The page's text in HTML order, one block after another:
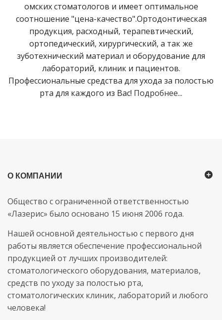
омских стоматологов и имеет оптимальное
соотношение "цена-качество".Ортодонтическая
продукция, расходный, терапевтический,
ортопедический, хирургический, а так же
зуботехнический материал и оборудование для
лабораторий, клиник и пациентов.
Профессиональные средства для ухода за полостью
рта для каждого из Вас! Подробнее...
О КОМПАНИИ
Общество с ограниченной ответственностью
«Лазерис» было основано 15 июня 2006 года.
Нашей основной деятельностью с первого дня
работы является обеспечение профессиональной
продукцией от лучших производителей:
стоматологического оборудования, материалов,
средств по уходу за полостью рта,
стоматологических клиник, лабораторий и любого
человека!